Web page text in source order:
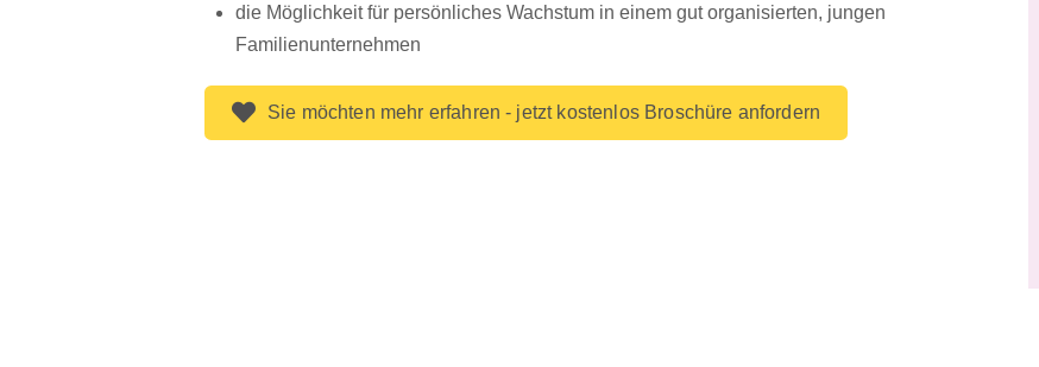
die Möglichkeit für persönliches Wachstum in einem gut organisierten, jungen
Familienunternehmen
Sie möchten mehr erfahren - jetzt kostenlos Broschüre anfordern